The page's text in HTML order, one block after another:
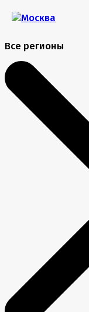
Все регионы